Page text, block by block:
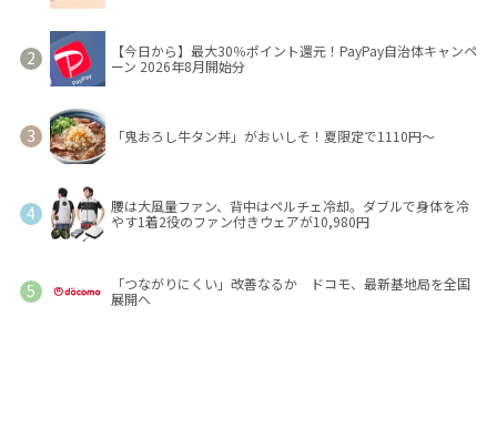
【今日から】最大30％ポイント還元！PayPay自治体キャンペ
ーン 2026年8月開始分
「鬼おろし牛タン丼」がおいしそ！夏限定で1110円～
腰は大風量ファン、背中はペルチェ冷却。ダブルで身体を冷
やす1着2役のファン付きウェアが10,980円
「つながりにくい」改善なるか ドコモ、最新基地局を全国
展開へ